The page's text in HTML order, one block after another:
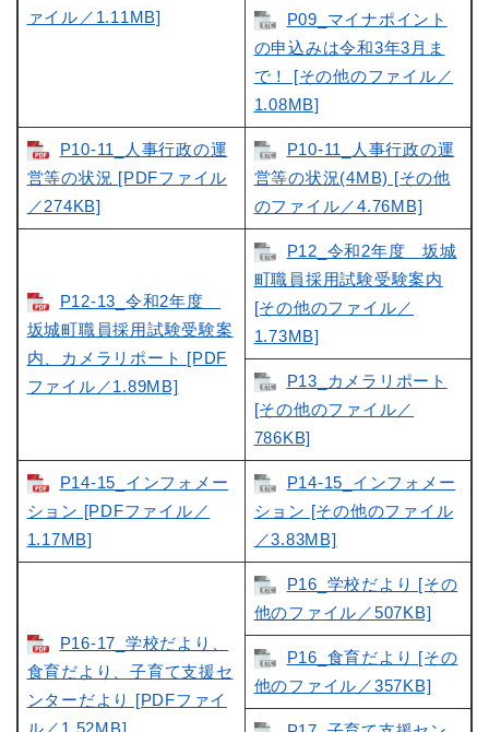
ァイル／1.11MB]
P09_マイナポイント
の申込みは令和3年3月ま
で！ [その他のファイル／
1.08MB]
P10-11_人事行政の運
営等の状況 [PDFファイル
／274KB]
P10-11_人事行政の運
営等の状況(4MB) [その他
のファイル／4.76MB]
P12-13_令和2年度
坂城町職員採用試験受験案
内、カメラリポート [PDF
ファイル／1.89MB]
P12_令和2年度 坂城
町職員採用試験受験案内
[その他のファイル／
1.73MB]
P13_カメラリポート
[その他のファイル／
786KB]
P14-15_インフォメー
ション [PDFファイル／
1.17MB]
P14-15_インフォメー
ション [その他のファイル
／3.83MB]
P16-17_学校だより、
食育だより、子育て支援セ
ンターだより [PDFファイ
P16_学校だより [その
他のファイル／507KB]
P16_食育だより [その
他のファイル／357KB]